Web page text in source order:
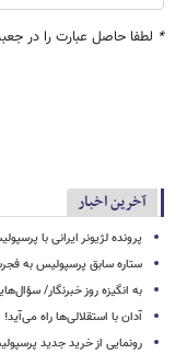
* لطفا حاصل عبارت را در
آخرین اخبار
پرونده لژیونر ایرانی با
ستاره سابق پرسپولیس به
به انگیزه روز خبرنگار/
آدان با استقلالی‌ها راه می‌آید!
رونمایی از خرید جدید پرسپولیس؛ هافبک ۱۹